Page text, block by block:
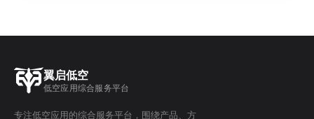
翼启低空
低空应用综合服务平台
专注低空应用的综合服务平台，围绕产品、方